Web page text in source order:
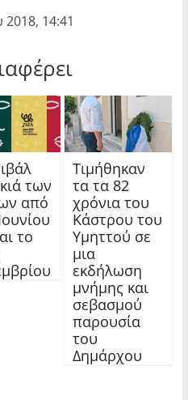
14:41
των
από
το
Τιμήθηκαν
τα τα 82
χρόνια του
Κάστρου του
Υμηττού σε
μια
εκδήλωση
μνήμης και
σεβασμού
παρουσία
του
Δημάρχου